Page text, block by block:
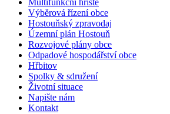
Multifunkční hřiště
Výběrová řízení obce
Hostouňský zpravodaj
Územní plán Hostouň
Rozvojové plány obce
Odpadové hospodářství obce
Hřbitov
Spolky & sdružení
Životní situace
Napište nám
Kontakt